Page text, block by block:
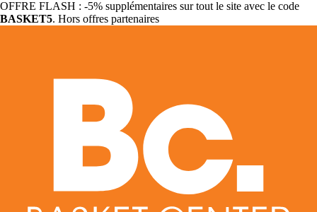
OFFRE FLASH : -5% supplémentaires sur tout le site avec le code
BASKET5. Hors offres partenaires